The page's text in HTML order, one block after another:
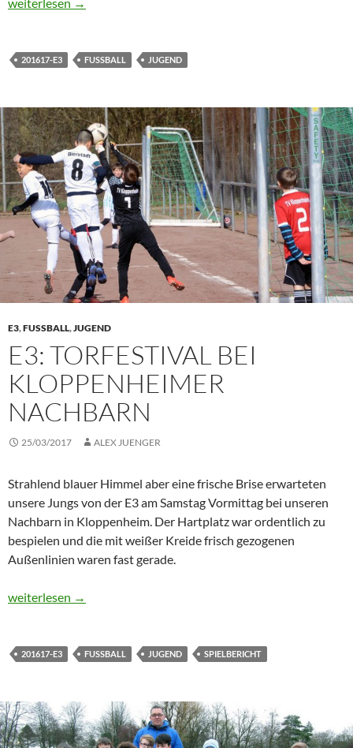
weiterlesen →
201617-E3 FUSSBALL JUGEND
E3,FUSSBALL,JUGEND
E3: TORFESTIVAL BEI
KLOPPENHEIMER
NACHBARN
25/03/2017 ALEX JUENGER
Strahlend blauer Himmel aber eine frische Brise erwarteten
unsere Jungs von der E3 am Samstag Vormittag bei unseren
Nachbarn in Kloppenheim. Der Hartplatz war ordentlich zu
bespielen und die mit weißer Kreide frisch gezogenen
Außenlinien waren fast gerade.
E3: Torfestival bei Kloppenheimer Nachbarn
weiterlesen →
201617-E3 FUSSBALL JUGEND SPIELBERICHT